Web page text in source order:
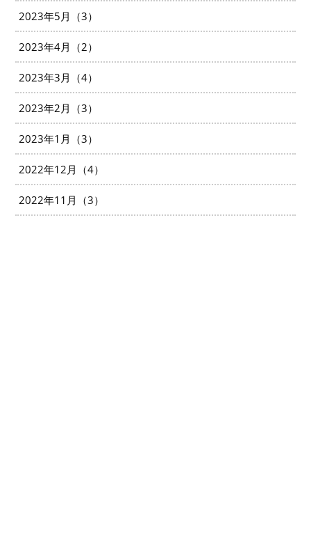
2023年5月（3）
2023年4月（2）
2023年3月（4）
2023年2月（3）
2023年1月（3）
2022年12月（4）
2022年11月（3）